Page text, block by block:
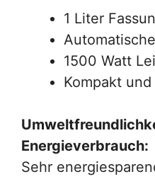
1 Liter
1500 Watt
Kompakt
Energieverbrauch:
Sehr